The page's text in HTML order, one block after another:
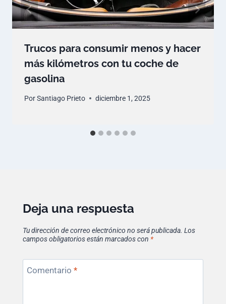
Trucos para consumir menos y hacer
más kilómetros con tu coche de
gasolina
PorSantiago Prieto diciembre 1, 2025
Deja una respuesta
Tu dirección de correo electrónico no será publicada. Los
campos obligatorios están marcados con *
Comentario*